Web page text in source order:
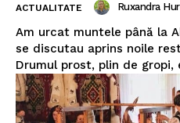
ACTUALITATE Ruxandra
Am urcat muntele până la
se discutau aprins noile
Drumul prost, plin de gropi,